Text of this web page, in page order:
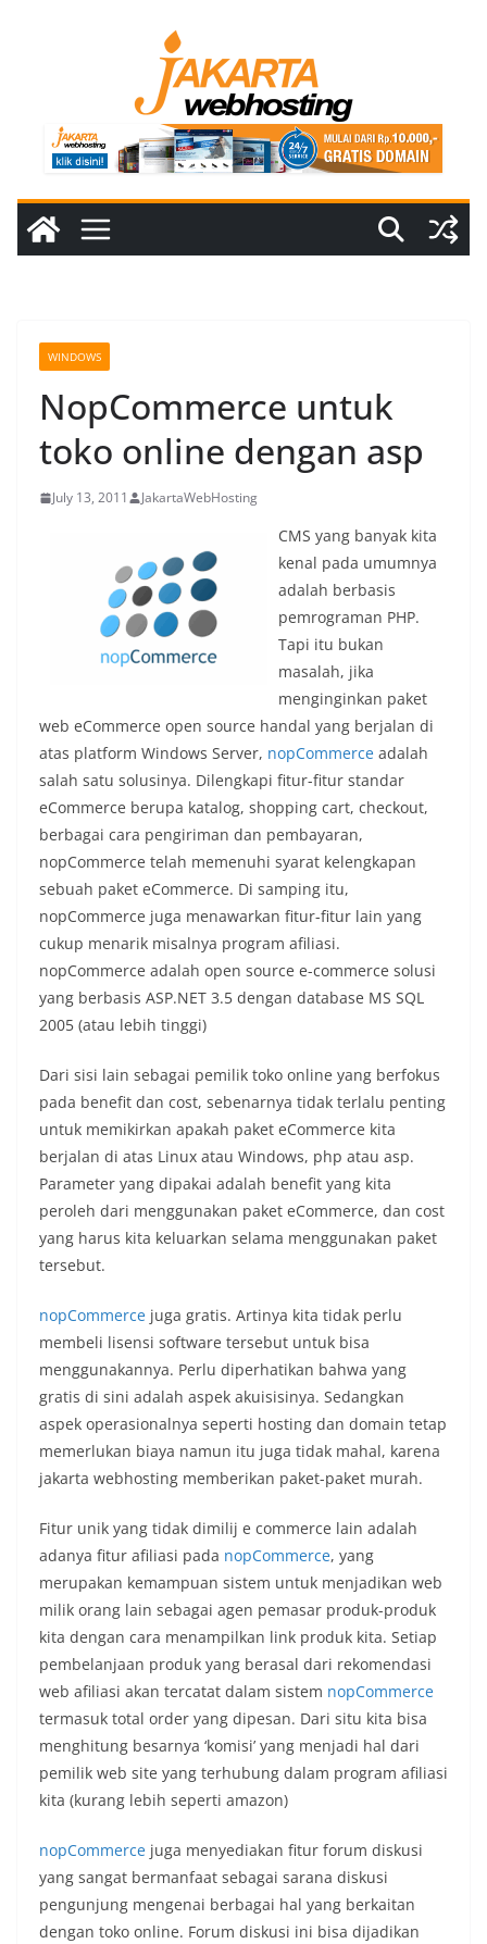
WINDOWS
NopCommerce untuk
toko online dengan asp
July 13, 2011 JakartaWebHosting
CMS yang banyak kita
kenal pada umumnya
adalah berbasis
pemrograman PHP.
Tapi itu bukan
masalah, jika
menginginkan paket
web eCommerce open source handal yang berjalan di
atas platform Windows Server, nopCommerce adalah
salah satu solusinya. Dilengkapi fitur-fitur standar
eCommerce berupa katalog, shopping cart, checkout,
berbagai cara pengiriman dan pembayaran,
nopCommerce telah memenuhi syarat kelengkapan
sebuah paket eCommerce. Di samping itu,
nopCommerce juga menawarkan fitur-fitur lain yang
cukup menarik misalnya program afiliasi.
nopCommerce adalah open source e-commerce solusi
yang berbasis ASP.NET 3.5 dengan database MS SQL
2005 (atau lebih tinggi)
Dari sisi lain sebagai pemilik toko online yang berfokus
pada benefit dan cost, sebenarnya tidak terlalu penting
untuk memikirkan apakah paket eCommerce kita
berjalan di atas Linux atau Windows, php atau asp.
Parameter yang dipakai adalah benefit yang kita
peroleh dari menggunakan paket eCommerce, dan cost
yang harus kita keluarkan selama menggunakan paket
tersebut.
nopCommerce juga gratis. Artinya kita tidak perlu
membeli lisensi software tersebut untuk bisa
menggunakannya. Perlu diperhatikan bahwa yang
gratis di sini adalah aspek akuisisinya. Sedangkan
aspek operasionalnya seperti hosting dan domain tetap
memerlukan biaya namun itu juga tidak mahal, karena
jakarta webhosting memberikan paket-paket murah.
Fitur unik yang tidak dimilij e commerce lain adalah
adanya fitur afiliasi pada nopCommerce, yang
merupakan kemampuan sistem untuk menjadikan web
milik orang lain sebagai agen pemasar produk-produk
kita dengan cara menampilkan link produk kita. Setiap
pembelanjaan produk yang berasal dari rekomendasi
web afiliasi akan tercatat dalam sistem nopCommerce
termasuk total order yang dipesan. Dari situ kita bisa
menghitung besarnya ‘komisi’ yang menjadi hal dari
pemilik web site yang terhubung dalam program afiliasi
kita (kurang lebih seperti amazon)
nopCommerce juga menyediakan fitur forum diskusi
yang sangat bermanfaat sebagai sarana diskusi
pengunjung mengenai berbagai hal yang berkaitan
dengan toko online. Forum diskusi ini bisa dijadikan